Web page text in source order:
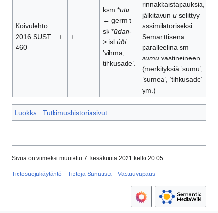
Koivulehto
2016 SUST:
460
+ +
ksm *utu
← germ t
sk *ūdan-
> isl úði
’vihma,
tihkusade’.
rinnakkaistapauksia,
jälkitavun uselittyy
assimilatoriseksi.
Semanttisena
paralleelina sm
sumuvastineineen
(merkityksiä ’sumu’,
’sumea’, ’tihkusade’
ym.)
Luokka: Tutkimushistoriasivut
Sivua on viimeksi muutettu 7. kesäkuuta 2021 kello 20.05.
Tietosuojakäytäntö Tietoja Sanatista Vastuuvapaus